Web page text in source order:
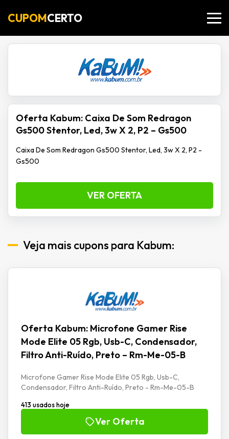
CUPOMCERTO
Oferta Kabum: Caixa De Som Redragon
Gs500 Stentor, Led, 3w X 2, P2 – Gs500
Caixa De Som Redragon Gs500 Stentor, Led, 3w X 2, P2 -
Gs500
VER OFERTA
Veja mais cupons para Kabum:
Oferta Kabum: Microfone Gamer Rise
Mode Elite 05 Rgb, Usb-C, Condensador,
Filtro Anti-Ruído, Preto – Rm-Me-05-B
Microfone Gamer Rise Mode Elite 05 Rgb, Usb-C,
Condensador, Filtro Anti-Ruído, Preto - Rm-Me-05-B
413 usados hoje
Ver Oferta